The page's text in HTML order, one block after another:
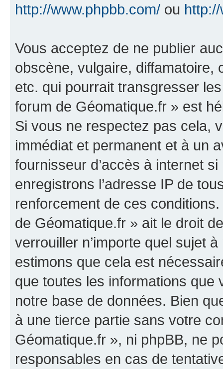
http://www.phpbb.com/ ou
Vous acceptez de ne publier
obscène, vulgaire, diffamatoire,
etc. qui pourrait transgresser
forum de Géomatique.fr » est
Si vous ne respectez pas cela,
immédiat et permanent et à un
fournisseur d’accès à internet
enregistrons l’adresse IP de
renforcement de ces
de Géomatique.fr » ait le droit
verrouiller n’importe quel sujet
estimons que cela est
que toutes les informations
notre base de données. Bien
à une tierce partie sans votre
Géomatique.fr », ni phpBB, ne
responsables en cas de